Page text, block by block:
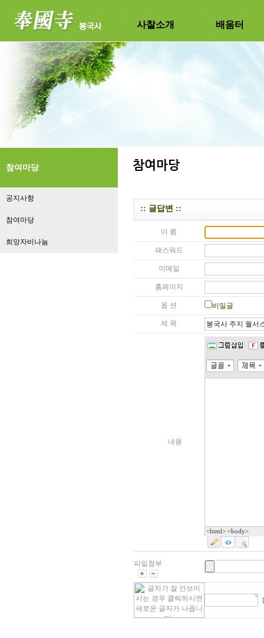
사찰소개 배움터
참여마당
공지사항
참여마당
희망자비나눔
:: 글답변 ::
이 름
패스워드
이메일
홈페이지
옵 션 비밀글
제 목
내용
<html> <body>
파일첨부